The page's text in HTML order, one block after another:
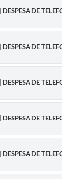
DE
DE
DE
DE
DE